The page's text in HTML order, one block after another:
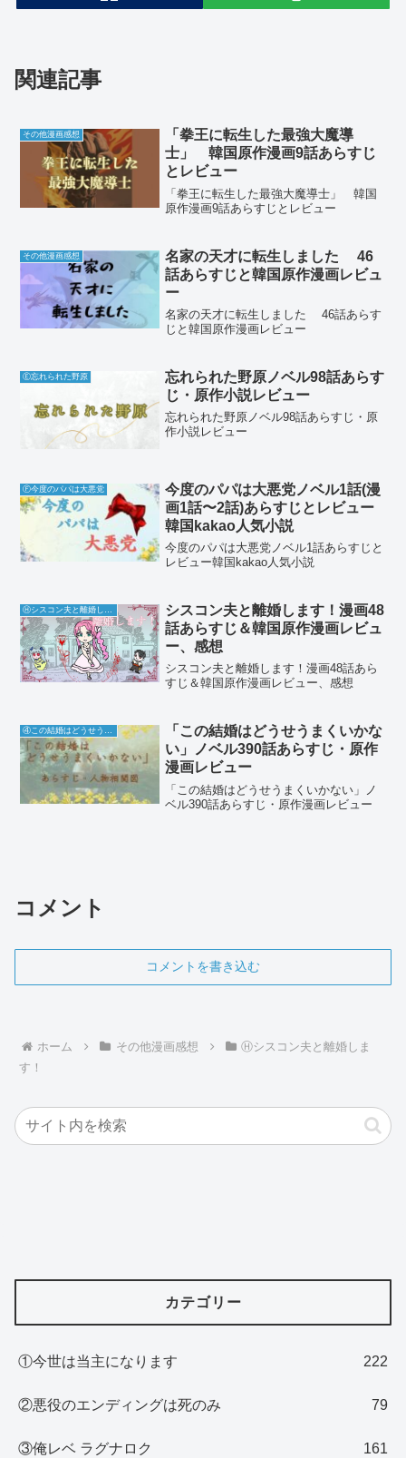
関連記事
その他漫画感想
「拳王に転生した最強大魔導
士」 韓国原作漫画9話あらすじ
とレビュー
「拳王に転生した最強大魔導士」 韓国
原作漫画9話あらすじとレビュー
その他漫画感想
名家の天才に転生しました 46
話あらすじと韓国原作漫画レビュ
ー
名家の天才に転生しました 46話あらす
じと韓国原作漫画レビュー
Ⓔ忘れられた野原
忘れられた野原ノベル98話あらす
じ・原作小説レビュー
忘れられた野原ノベル98話あらすじ・原
作小説レビュー
Ⓕ今度のパパは大悪党
今度のパパは大悪党ノベル1話(漫
画1話〜2話)あらすじとレビュー
韓国kakao人気小説
今度のパパは大悪党ノベル1話あらすじと
レビュー韓国kakao人気小説
シスコン夫と離婚します！漫画48
話あらすじ＆韓国原作漫画レビュ
ー、感想
シスコン夫と離婚します！漫画48話あら
すじ＆韓国原作漫画レビュー、感想
④この結婚はどうせうまくいかない
「この結婚はどうせうまくいかな
い」ノベル390話あらすじ・原作
漫画レビュー
「この結婚はどうせうまくいかない」ノ
ベル390話あらすじ・原作漫画レビュー
コメント
コメントを書き込む
ホーム その他漫画感想
Ⓗシスコン夫と離婚しま
す！
カテゴリー
①今世は当主になります 222
②悪役のエンディングは死のみ 79
③俺レベ ラグナロク 161